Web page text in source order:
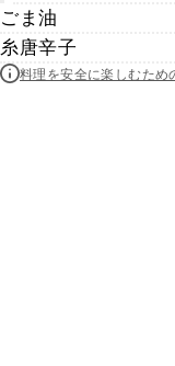
ごま油
糸唐辛子
料理を安全に楽しむため